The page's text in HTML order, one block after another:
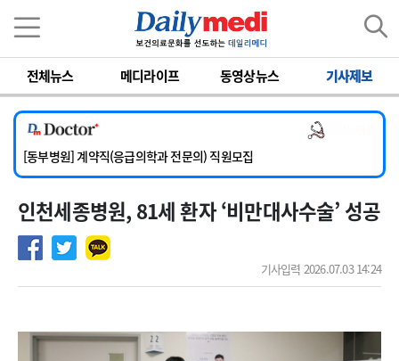
전체뉴스 메디라이프 동영상뉴스 기사제보
[서울아산병원] 2026년 하반기 인턴 모집
[영남대학교의료원] 마취통증의학과 임기제 임상의사 채용
[충남대학교병원] 소아청소년과(소아응급전담) 계약직 의사 공개채용
[동부병원] 계약직(응급의학과 전문의) 직원모집
[이대목동병원] 하반기 전공의(레지던트1년차) 모집
[서울아산병원] 2026년 하반기 인턴 모집
[영남대학교의료원] 마취통증의학과 임기제 임상의사 채용
인천세종병원, 81세 환자 ‘비만대사수술’ 성공
기사입력 2026.07.03 14:24